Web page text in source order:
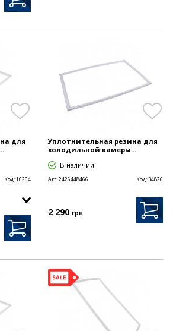
для
Код:16264
Уплотнительная резина для
холодильной камеры...
В наличии
Art:2426448466 Код: 34826
2 290 грн